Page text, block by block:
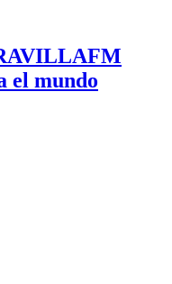
el mundo